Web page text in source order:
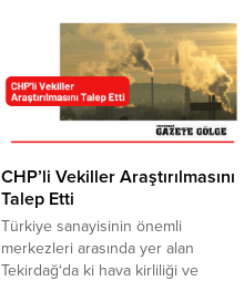
CHP’li Vekiller Araştırılmasını
Talep Etti
Türkiye sanayisinin önemli
merkezleri arasında yer alan
Tekirdağ‘da ki hava kirliliği ve